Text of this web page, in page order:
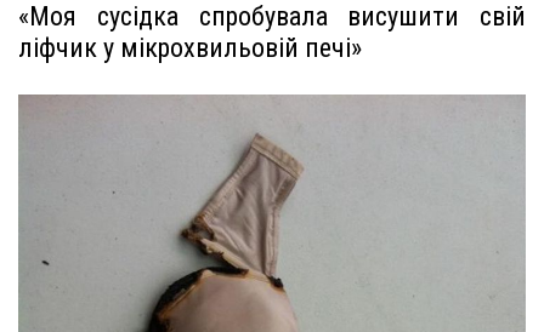
«Моя сусідка спробувала висушити свій
ліфчик у мікрохвильовій печі»